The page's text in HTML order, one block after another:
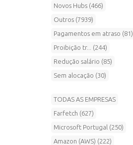
Novos Hubs (466)
Outros (7939)
Pagamentos em atraso (81)
Proibição tr... (244)
Redução salário (85)
Sem alocação (30)
TODAS AS EMPRESAS
Farfetch (627)
Microsoft Portugal (250)
Amazon (AWS) (222)